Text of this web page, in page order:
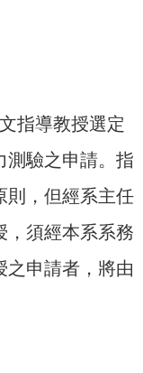
指導教授選定
測驗之申請。指
則，但經系主任
，須經本系系務
之申請者，將由